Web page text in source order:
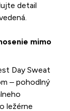
detail
mimo
Day Sweat
– pohodlný
ležérne